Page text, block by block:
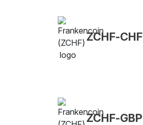
ZCHF-CHF
ZCHF-GBP